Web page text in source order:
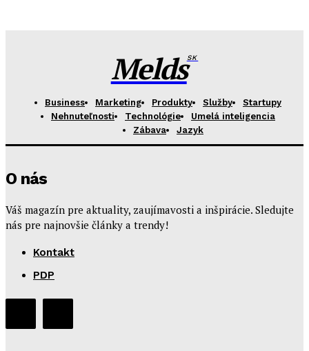
MeldsSK
Business Marketing Produkty Služby
Startupy
Nehnuteľnosti
Technológie
Umelá inteligencia
Zábava
Jazyk
O nás
Váš magazín pre aktuality, zaujímavosti a inšpirácie. Sledujte
nás pre najnovšie články a trendy!
Kontakt
PDP